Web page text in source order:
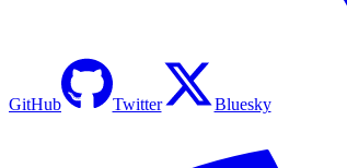
GitHub Twitter Bluesky